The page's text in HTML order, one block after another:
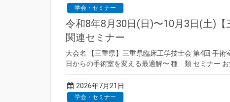
学会・セミナー
令和8年8月30日(日)〜10月3日(土)
関連セミナー
大会名 【三重県】三重県臨床工学技士会 第4回 手
日からの手術室を変える最適解〜 種 類 セミナー
2026年7月21日
学会・セミナー